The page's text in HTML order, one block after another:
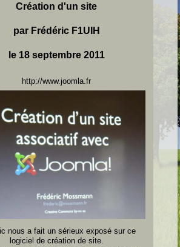
Création d'un site
par Frédéric F1UIH
le 18 septembre 2011
http://www.joomla.fr
nous a fait un sérieux exposé sur ce
logiciel de création de site.